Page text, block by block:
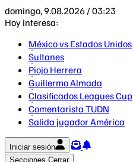
domingo, 9.08.2026 / 03:23
Hoy interesa:
México vs Estados Unidos
Sultanes
Piojo Herrera
Guillermo Almada
Clasificados Leagues Cup
Comentarista TUDN
Salida jugador América
Iniciar sesión
Secciones Cerrar